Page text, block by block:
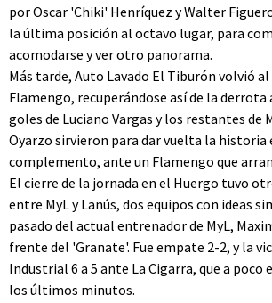
por Oscar 'Chiki' Henríquez y Walter
la última posición al octavo lugar, para
acomodarse y ver otro panorama.
Más tarde, Auto Lavado El Tiburón volvió
Flamengo, recuperándose así de la derrota
goles de Luciano Vargas y los restantes de
Oyarzo sirvieron para dar vuelta la historia
complemento, ante un Flamengo que
El cierre de la jornada en el Huergo tuvo
entre MyL y Lanús, dos equipos con ideas
pasado del actual entrenador de MyL,
frente del 'Granate'. Fue empate 2-2, y la
Industrial 6 a 5 ante La Cigarra, que a poco
los últimos minutos.